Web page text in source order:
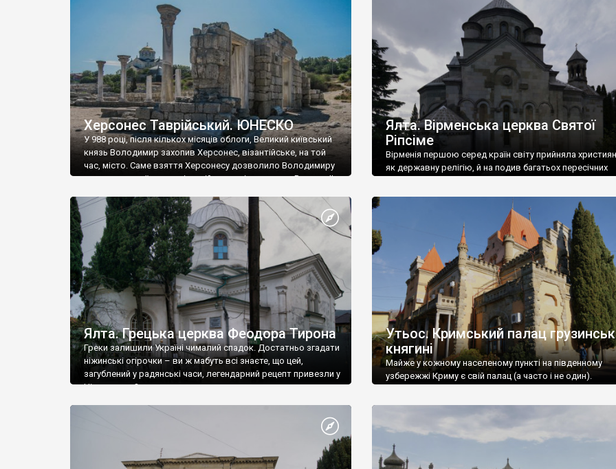
візантійської доби. Раритети викрадені з фондів об’єкту
культурної спадщини ЮНЕСКО «Херсонеса Таврійського».
Офіційно – на виставку «Золото Візантії», але експерти та
влада в Україні вважають це лише […]
називаються «повстяками» (postaki)…” “Вино. Крим
виробляє відмінне вино і його вдосталь: воно все
легке біле і дуже […]
Херсонес Таврійський. ЮНЕСКО
У 988 році, після кількох місяців облоги, Великий київський
князь Володимир захопив Херсонес, візантійське, на той
час, місто. Саме взяття Херсонесу дозволило Володимиру
диктувати свої умови візантійському імператору Василю ІІ,
Херсонесі Володимир-язичник, став Василем-
християнином. А потім було Хрещення Русі. На честь
Херсонесу Таврійського названо місто […]
Ялта. Вірменська церква Святої
Ріпсіме
Вірменія першою серед країн світу прийняла
як державну релігію, й на подив багатьох пересічних
Ялта. Грецька церква Феодора Тирона
Греки залишили Україні чималий спадок. Достатньо згадати
ніжинські огірочки – ви ж мабуть всі знаєте, що цей,
загублений у радянські часи, легендарний рецепт привезли у
Ніжин греки?
Утьос. Кримський палац
княгині
Майже у кожному населеному пункті на південному
узбережжі Криму є свій палац (а часто і не один).